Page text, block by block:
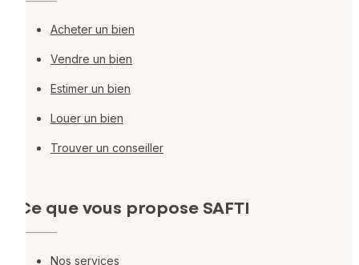
Acheter un bien
Vendre un bien
Estimer un bien
Louer un bien
Trouver un conseiller
Ce que vous propose SAFTI
Nos services